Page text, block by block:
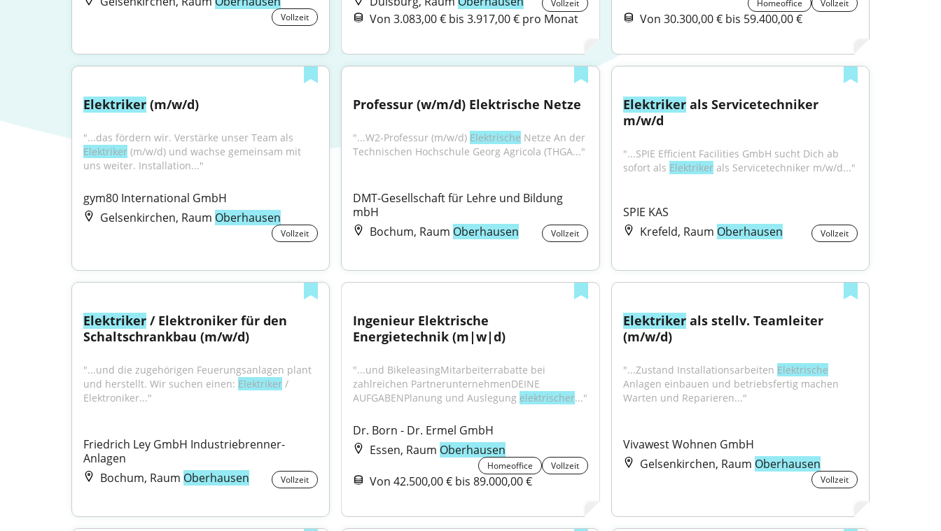
Vollzeit
Vollzeit
Von 3.083,00 € bis 3.917,00 € pro Monat
Homeoffice Vollzeit
Von 30.300,00 € bis 59.400,00 €
Elektriker (m/w/d)
Elektriker (m/w/d) und wachse gemeinsam mit
uns weiter. Installation..."
gym80 International GmbH
Gelsenkirchen, Raum Oberhausen
Vollzeit
Professur (w/m/d) Elektrische Netze
"...W2-Professur (m/w/d) Elektrische Netze An der
Technischen Hochschule Georg Agricola (THGA..."
DMT-Gesellschaft für Lehre und Bildung
mbH
Bochum, Raum Oberhausen Vollzeit
Elektriker als Servicetechniker
m/w/d
"...SPIE Efficient Facilities GmbH sucht Dich ab
sofort als Elektriker als Servicetechniker m/w/d..."
SPIE KAS
Krefeld, Raum Oberhausen Vollzeit
Elektriker / Elektroniker für den
Schaltschrankbau (m/w/d)
"...und die zugehörigen Feuerungsanlagen plant
und herstellt. Wir suchen einen: Elektriker /
Elektroniker..."
Friedrich Ley GmbH Industriebrenner-
Anlagen
Bochum, Raum Oberhausen Vollzeit
Ingenieur Elektrische
Energietechnik (m|w|d)
"...und BikeleasingMitarbeiterrabatte bei
zahlreichen PartnerunternehmenDEINE
AUFGABENPlanung und Auslegung elektrischer..."
Dr. Born - Dr. Ermel GmbH
Essen, Raum Oberhausen
Homeoffice Vollzeit
Von 42.500,00 € bis 89.000,00 €
Elektriker als stellv. Teamleiter
(m/w/d)
"...Zustand Installationsarbeiten Elektrische
Anlagen einbauen und betriebsfertig machen
Warten und Reparieren..."
Vivawest Wohnen GmbH
Gelsenkirchen, Raum Oberhausen
Vollzeit